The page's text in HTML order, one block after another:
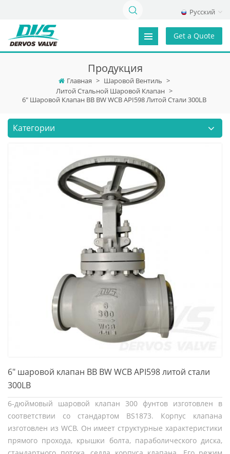
Русский
Get a Quote
Продукция
Главная > Шаровой Вентиль >
Литой Стальной Шаровой Клапан >
6" Шаровой Клапан BB BW WCB API598 Литой Стали 300LB
Категории
6" шаровой клапан BB BW WCB API598 литой стали
300LB
6-дюймовый шаровой клапан 300 фунтов изготовлен в
соответствии со стандартом BS1873. Корпус клапана
изготовлен из WCB. Он имеет структурные характеристики
прямого прохода, крышки болта, параболического диска,